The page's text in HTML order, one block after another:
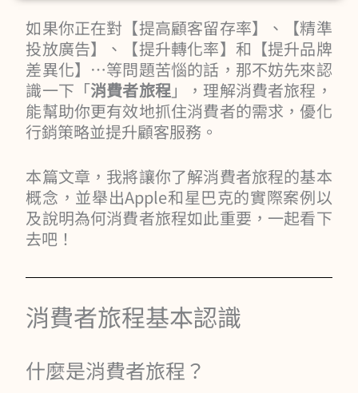
如果你正在對【提高顧客留存率】、【精準
投放廣告】、【提升轉化率】和【提升品牌
差異化】…等問題苦惱的話，那不妨先來認
識一下「消費者旅程 」，理解消費者旅程，
能幫助你更有效地抓住消費者的需求，優化
行銷策略並提升顧客服務。
本篇文章，我將讓你了解消費者旅程的基本
概念，並舉出Apple和星巴克的實際案例以
及說明為何消費者旅程如此重要，一起看下
去吧！
消費者旅程基本認識
什麼是消費者旅程？